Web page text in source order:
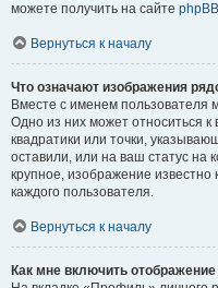
можете получить на сайте phpBB
Вернуться к началу
Что означают изображения
Вместе с именем пользователя
Одно из них может относиться
квадратики или точки,
оставили, или на ваш статус на
крупное, изображение известно
каждого пользователя.
Вернуться к началу
Как мне включить